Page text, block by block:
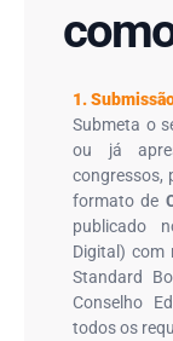
1.
Submeta o
ou já
congressos,
formato de
publicado
Digital) com
Standard
Conselho
todos os